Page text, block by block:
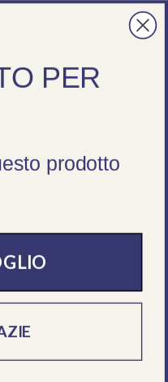
Cerca
sempre garantite,
ven 09 - 18
PER
prodotto